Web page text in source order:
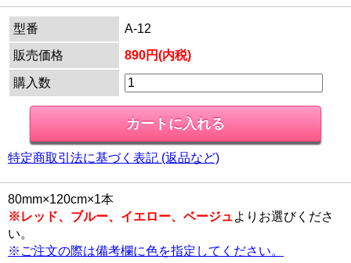
型番
A-12
販売価格
890円(内税)
購入数
特定商取引法に基づく表記 (返品など)
80mm×120cm×1本
※レッド、ブルー、イエロー、ベージュよりお選びくださ
い。
※ご注文の際は備考欄に色を指定してください。